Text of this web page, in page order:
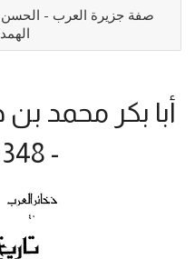
صفة جزيرة العرب - الحسن
- 348 هجرية